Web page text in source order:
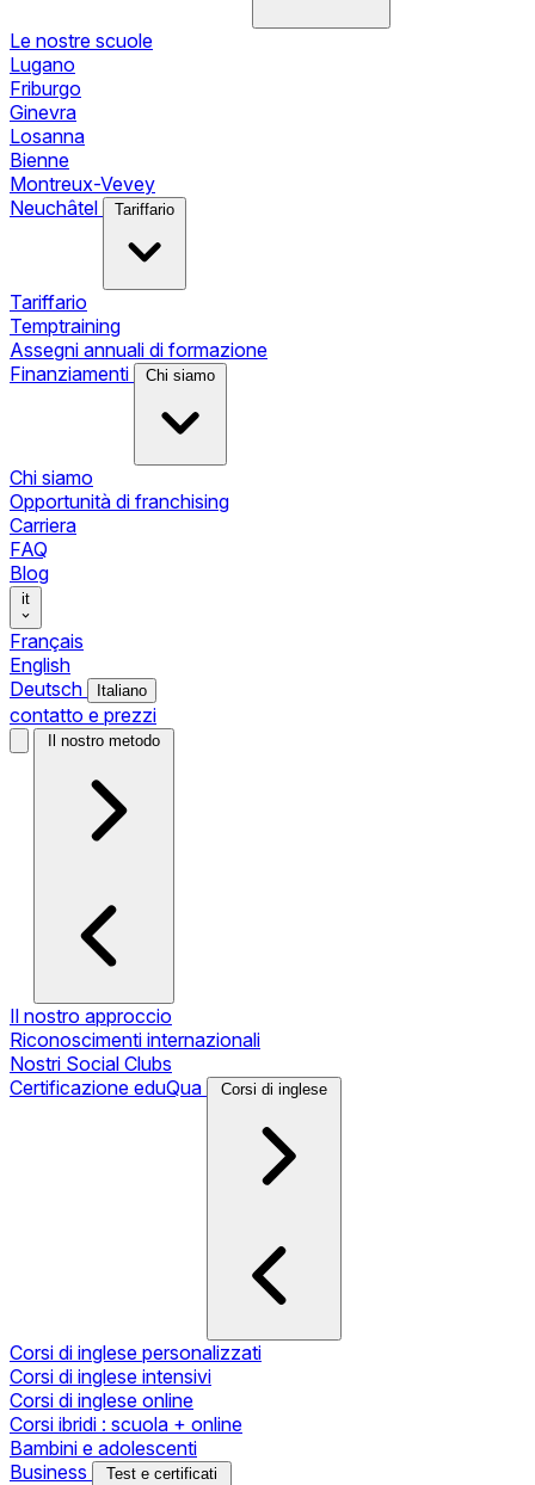
Le nostre scuole
Lugano
Friburgo
Ginevra
Losanna
Bienne
Montreux-Vevey
Neuchâtel
Tariffario
Tariffario
Temptraining
Assegni annuali di formazione
Finanziamenti
Chi siamo
Chi siamo
Opportunità di franchising
Carriera
FAQ
Blog
it
Français
English
Deutsch
Italiano
contatto e prezzi
Il nostro metodo
Il nostro approccio
Riconoscimenti internazionali
Nostri Social Clubs
Certificazione eduQua
Corsi di inglese
Corsi di inglese personalizzati
Corsi di inglese intensivi
Corsi di inglese online
Corsi ibridi : scuola + online
Bambini e adolescenti
Business
Test e certificati